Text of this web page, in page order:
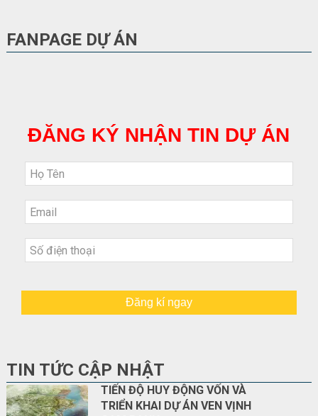
FANPAGE DỰ ÁN
ĐĂNG KÝ NHẬN TIN DỰ ÁN
Đăng kí ngay
TIN TỨC CẬP NHẬT
TIẾN ĐỘ HUY ĐỘNG VỐN VÀ
TRIỂN KHAI DỰ ÁN VEN VỊNH